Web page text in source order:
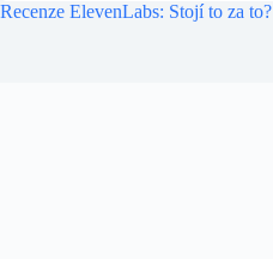
Recenze ElevenLabs: Stojí to za to?